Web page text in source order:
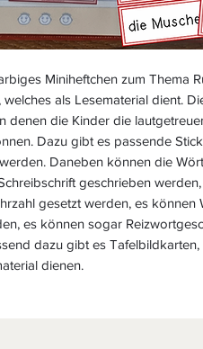
Miniheftchen zum Thema
als Lesematerial dient.
denen die Kinder die
Dazu gibt es passende
Daneben können die
geschrieben
gesetzt werden, es können
es können sogar
dazu gibt es
dienen.